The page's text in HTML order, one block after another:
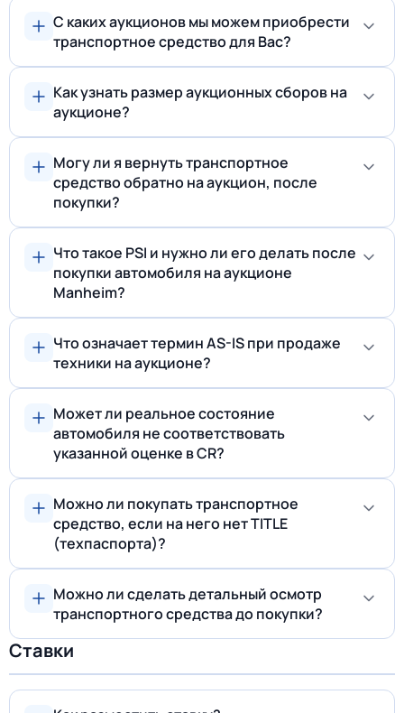
С каких аукционов мы можем приобрести
транспортное средство для Вас?
Как узнать размер аукционных сборов на
аукционе?
Могу ли я вернуть транспортное
средство обратно на аукцион, после
покупки?
Что такое PSI и нужно ли его делать после
покупки автомобиля на аукционе
Manheim?
Что означает термин AS-IS при продаже
техники на аукционе?
Может ли реальное состояние
автомобиля не соответствовать
указанной оценке в CR?
Можно ли покупать транспортное
средство, если на него нет TITLE
(техпаспорта)?
Можно ли сделать детальный осмотр
транспортного средства до покупки?
Ставки